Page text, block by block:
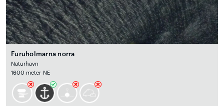
Furuholmarna norra
Naturhavn
1600 meter NE